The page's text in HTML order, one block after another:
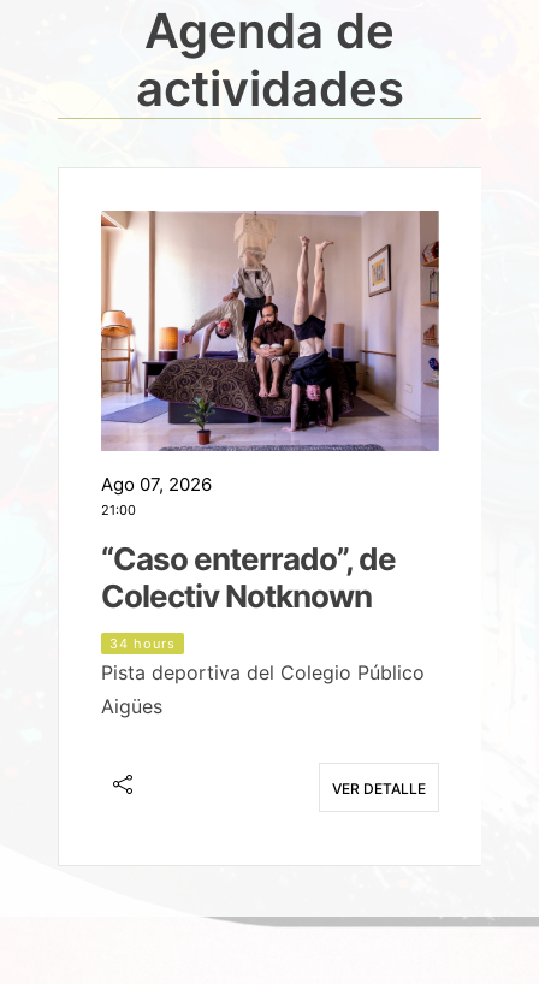
Agenda de
actividades
Ago 07, 2026
21:00
“Caso enterrado”, de
Colectiv Notknown
34 hours
Pista deportiva del Colegio Público
Aigües
VER DETALLE